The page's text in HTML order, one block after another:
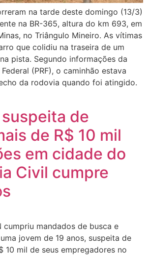
na tarde deste domingo (13/3)
na BR-365, altura do km 693, em
no Triângulo Mineiro. As vítimas
que colidiu na traseira de um
pista. Segundo informações da
(PRF), o caminhão estava
da rodovia quando foi atingido.
de
de R$ 10 mil
em cidade do
Civil cumpre
cumpriu mandados de busca e
jovem de 19 anos, suspeita de
10 mil de seus empregadores no